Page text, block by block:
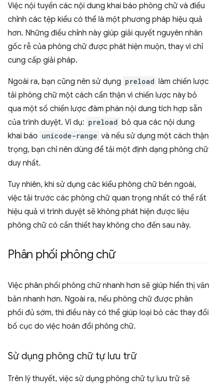
Việc nội tuyến các nội dung khai báo phông chữ và điều
chỉnh các tệp kiểu có thể là một phương pháp hiệu quả
hơn. Những điều chỉnh này giúp giải quyết nguyên nhân
gốc rễ của phông chữ được phát hiện muộn, thay vì chỉ
cung cấp giải pháp.
Ngoài ra, bạn cũng nên sử dụng preload làm chiến lược
tải phông chữ một cách cẩn thận vì chiến lược này bỏ
qua một số chiến lược đàm phán nội dung tích hợp sẵn
của trình duyệt. Ví dụ: preload bỏ qua các nội dung
khai báo unicode-range và nếu sử dụng một cách thận
trọng, bạn chỉ nên dùng để tải một định dạng phông chữ
duy nhất.
Tuy nhiên, khi sử dụng các kiểu phông chữ bên ngoài,
việc tải trước các phông chữ quan trọng nhất có thể rất
hiệu quả vì trình duyệt sẽ không phát hiện được liệu
phông chữ có cần thiết hay không cho đến sau này.
Phân phối phông chữ
Việc phân phối phông chữ nhanh hơn sẽ giúp hiển thị văn
bản nhanh hơn. Ngoài ra, nếu phông chữ được phân
phối đủ sớm, thì điều này có thể giúp loại bỏ các thay đổi
bố cục do việc hoán đổi phông chữ.
Sử dụng phông chữ tự lưu trữ
Trên lý thuyết, việc sử dụng phông chữ tự lưu trữ sẽ